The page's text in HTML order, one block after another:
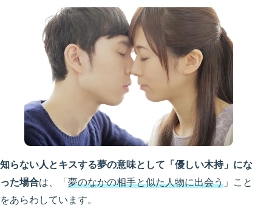
知らない人とキスする夢の意味として「優しい木持」にな
った場合は、「夢のなかの相手と似た人物に出会う 」こと
をあらわしています。